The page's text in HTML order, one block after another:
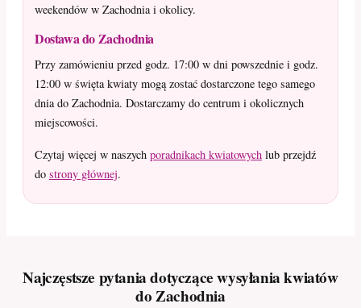
weekendów w Zachodnia i okolicy.
Dostawa do Zachodnia
Przy zamówieniu przed godz. 17:00 w dni powszednie i godz.
12:00 w święta kwiaty mogą zostać dostarczone tego samego
dnia do Zachodnia. Dostarczamy do centrum i okolicznych
miejscowości.
Czytaj więcej w naszych poradnikach kwiatowych lub przejdź
do strony głównej.
Najczęstsze pytania dotyczące wysyłania kwiatów
do Zachodnia